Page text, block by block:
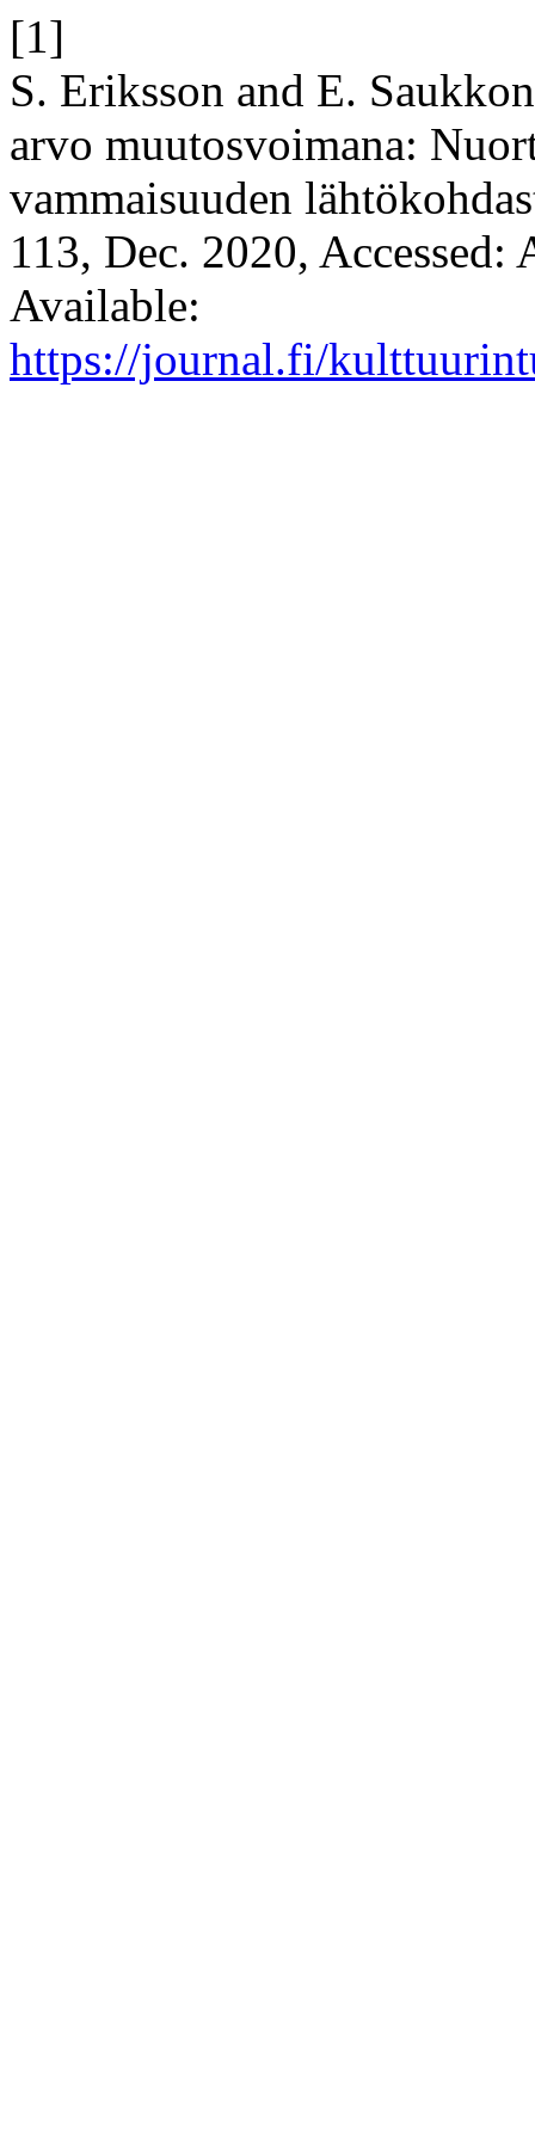
[1]
S. Eriksson and E.
arvo muutosvoimana:
vammaisuuden
113, Dec. 2020,
Available:
https://journal.fi/